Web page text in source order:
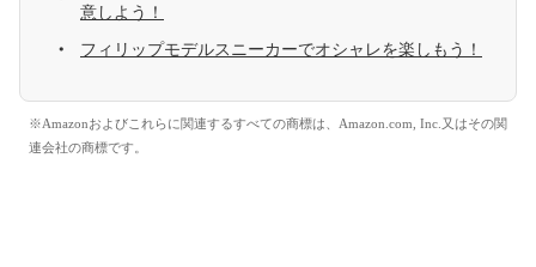
意しよう！
フィリップモデルスニーカーでオシャレを楽しもう！
※Amazonおよびこれらに関連するすべての商標は、Amazon.com, Inc.又はその関
連会社の商標です。